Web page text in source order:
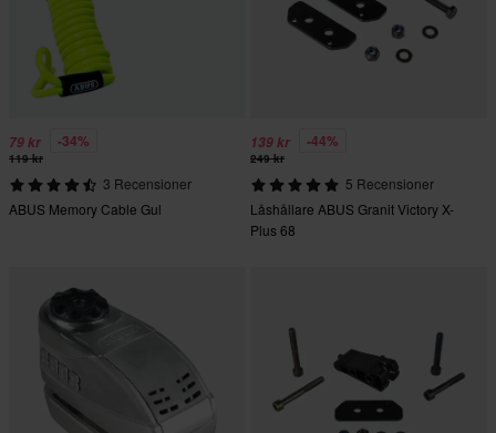
79 kr -34%
119 kr
3 Recensioner
ABUS Memory Cable Gul
139 kr -44%
249 kr
5 Recensioner
Låshållare ABUS Granit Victory X-
Plus 68